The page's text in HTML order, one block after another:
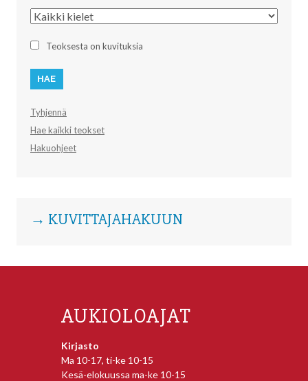
Kieli
Teoksesta on kuvituksia
Tyhjennä
Hae kaikki teokset
Hakuohjeet
→ KUVITTAJAHAKUUN
AUKIOLOAJAT
Kirjasto
Ma 10-17, ti-ke 10-15
Kesä-elokuussa ma-ke 10-15